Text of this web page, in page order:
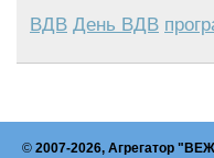
ВДВ День ВДВ
© 2007-2026, Агрегатор